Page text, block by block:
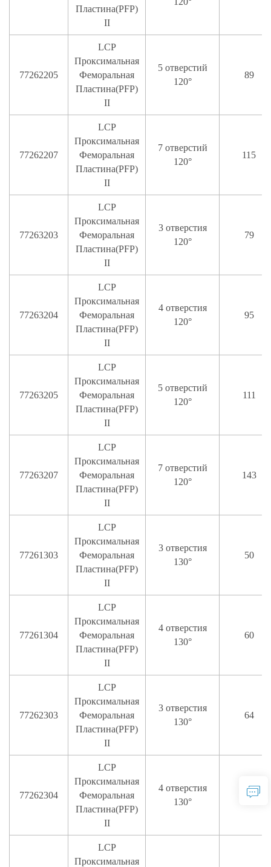
Пластина(PFP)
II
77262205
LCP
Проксимальная
Феморальная
Пластина(PFP)
II
5 отверстий
120°
89
77262207
LCP
Проксимальная
Феморальная
Пластина(PFP)
II
7 отверстий
120°
115
77263203
LCP
Проксимальная
Феморальная
Пластина(PFP)
II
3 отверстия
120°
79
77263204
LCP
Проксимальная
Феморальная
Пластина(PFP)
II
4 отверстия
120°
95
77263205
LCP
Проксимальная
Феморальная
Пластина(PFP)
II
5 отверстий
120°
111
77263207
LCP
Проксимальная
Феморальная
Пластина(PFP)
II
7 отверстий
120°
143
77261303
LCP
Проксимальная
Феморальная
Пластина(PFP)
II
3 отверстия
130°
50
77261304
LCP
Проксимальная
Феморальная
Пластина(PFP)
II
4 отверстия
130°
60
77262303
LCP
Проксимальная
Феморальная
Пластина(PFP)
II
3 отверстия
130°
64
77262304
LCP
Проксимальная
Феморальная
Пластина(PFP)
II
4 отверстия
130°
77
LCP
Проксимальная